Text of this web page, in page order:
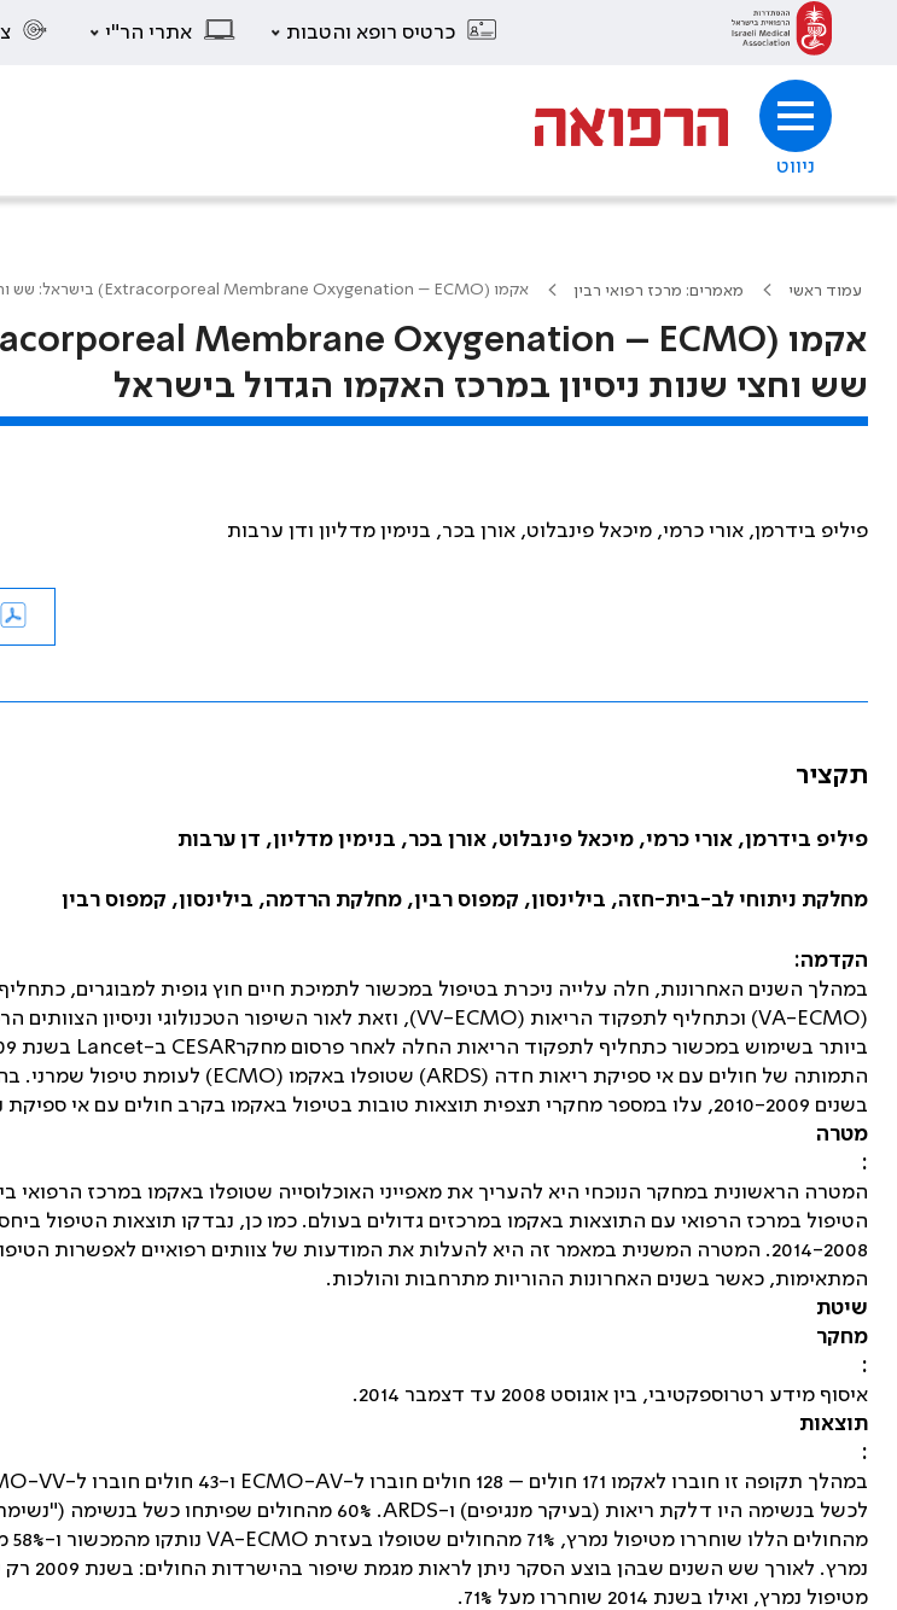
כרטיס רופא והטבות אתרי הר"י
ניווט
עמוד ראשי מאמרים: מרכז רפואי רבין אקמו (Extracorporeal Membrane Oxygenation – ECMO) בישראל: שש וחצי שנות ניסיון במרכז האקמו הגדול בישראל
שש וחצי שנות ניסיון במרכז האקמו הגדול בישראל
פיליפ בידרמן, אורי כרמי, מיכאל פינבלוט, אורן בכר, בנימין מדליון ודן ערבות
תקציר
פיליפ בידרמן, אורי כרמי, מיכאל פינבלוט, אורן בכר, בנימין מדליון, דן ערבות
מחלקת ניתוחי לב-בית-חזה, בילינסון, קמפוס רבין, מחלקת הרדמה, בילינסון, קמפוס רבין
הקדמה:
במהלך השנים האחרונות, חלה עלייה ניכרת בטיפול במכשור לתמיכת חיים חוץ גופית למבוגרים,
(
ECMO
-
VA) וכתחליף לתפקוד הריאות (ECMO
-
VV), וזאת לאור השיפור הטכנולוגי וניסיון
ביותר בשימוש במכשור כתחליף לתפקוד הריאות החלה לאחר פרסום מחקרCESAR ב-Lancet
התמותה של חולים עם אי ספיקת ריאות חדה (ARDS) שטופלו באקמו (ECMO) לעומת טיפול שמרני.
בשנים 2010-2009, עלו במספר מחקרי תצפית תוצאות טובות בטיפול באקמו בקרב חולים עם אי ספיקת נשימה קשה.
מטרה
:
המטרה הראשונית במחקר הנוכחי היא להעריך את מאפייני האוכלוסייה שטופלו באקמו במרכז הרפואי
הטיפול במרכז הרפואי עם התוצאות באקמו במרכזים גדולים בעולם. כמו כן, נבדקו תוצאות הטיפול
2014-2008. המטרה המשנית במאמר זה היא להעלות את המודעות של צוותים רפואיים לאפשרות
המתאימות, כאשר בשנים האחרונות ההוריות מתרחבות והולכות.
שיטת
מחקר
:
איסוף מידע רטרוספקטיבי, בין אוגוסט
עד דצמבר 2014.
תוצאות
:
במהלך תקופה זו חוברו לאקמו 171 חולים – 128 חולים חוברו ל-
AV
-
ECMO ו-43 חולים חוברו ל- VV
-
לכשל בנשימה היו דלקת ריאות (בעיקר מנגיפים) ו-ARDS
מהחולים הללו שוחררו מטיפול נמרץ, 71% מהחולים שטופלו בעזרת
VA-ECMO
נמרץ. לאורך
מטיפול נמרץ, ואילו בשנת 2014 שוחררו מעל 71%.